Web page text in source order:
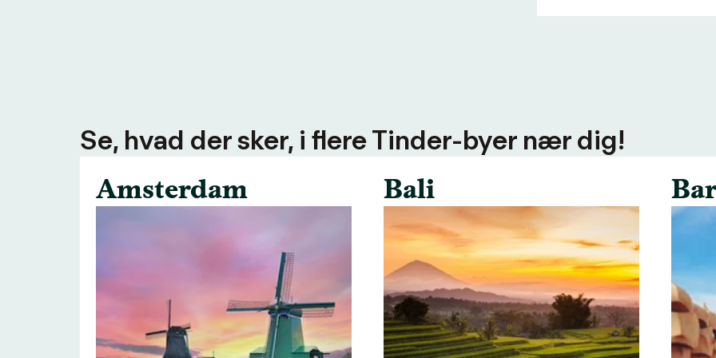
Se, hvad der sker, i flere Tinder-byer nær dig!
Amsterdam
Bali